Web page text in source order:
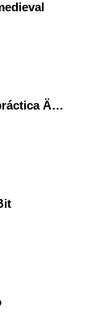
Dossier teoría y puesta en práctica Äprendizaje Basado en Juegos en Educación Infantil y Primaria